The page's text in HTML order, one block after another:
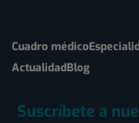
Cuadro médico
ActualidadBlog
Suscríbete a